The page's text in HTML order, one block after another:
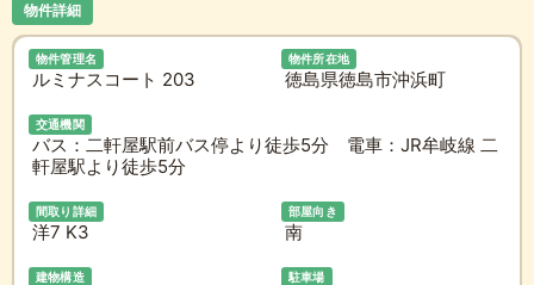
物件詳細
物件管理名
ルミナスコート 203
物件所在地
徳島県徳島市沖浜町
交通機関
バス：二軒屋駅前バス停より徒歩5分 電車：JR牟岐線 二
軒屋駅より徒歩5分
間取り詳細
洋7 K3
部屋向き
南
建物構造 駐車場